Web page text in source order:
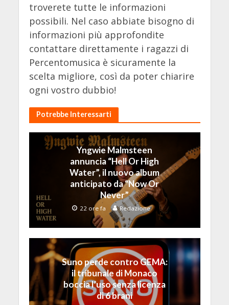
troverete tutte le informazioni
possibili. Nel caso abbiate bisogno di
informazioni più approfondite
contattare direttamente i ragazzi di
Percentomusica è sicuramente la
scelta migliore, così da poter chiarire
ogni vostro dubbio!
Potrebbe Interessarti
Yngwie Malmsteen
annuncia “Hell Or High
Water”, il nuovo album
anticipato da “Now Or
Never”
22 ore fa Redazione
Suno perde contro GEMA:
il tribunale di Monaco
boccia l’uso senza licenza
di 6 brani